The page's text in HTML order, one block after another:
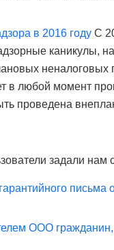
в 2016 году С
каникулы,
неналоговых
в любой момент
проведена
задали
ООО